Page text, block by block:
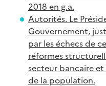
2018 en g.a.
Autorités. Le
Gouvernement,
par les échecs de
réformes
secteur bancaire
de la population.